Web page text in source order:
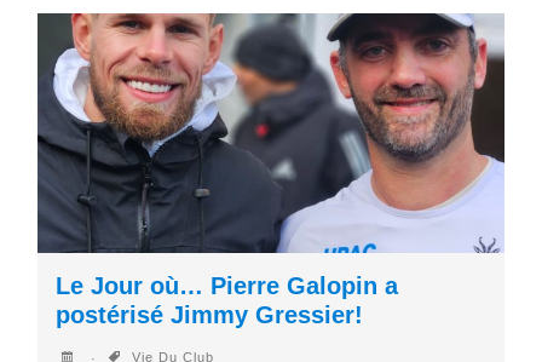
Le Jour où… Pierre Galopin a
postérisé Jimmy Gressier!
Vie Du Club